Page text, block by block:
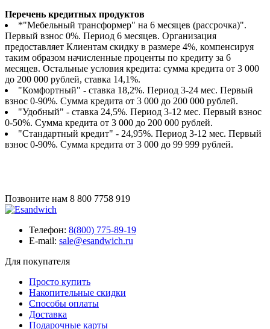
Перечень кредитных продуктов
*"Мебельный трансформер" на 6 месяцев (рассрочка)".
Первый взнос 0%. Период 6 месяцев. Организация
предоставляет Клиентам скидку в размере 4%, компенсируя
таким образом начисленные проценты по кредиту за 6
месяцев. Остальные условия кредита: сумма кредита от 3 000
до 200 000 рублей, ставка 14,1%.
"Комфортный" - ставка 18,2%. Период 3-24 мес. Первый
взнос 0-90%. Сумма кредита от 3 000 до 200 000 рублей.
"Удобный" - ставка 24,5%. Период 3-12 мес. Первый взнос
0-50%. Сумма кредита от 3 000 до 200 000 рублей.
"Стандартный кредит" - 24,95%. Период 3-12 мес. Первый
взнос 0-90%. Сумма кредита от 3 000 до 99 999 рублей.
Позвоните нам 8 800 7758 919
Телефон: 8(800) 775-89-19
E-mail: sale@esandwich.ru
Для покупателя
Просто купить
Накопительные скидки
Способы оплаты
Доставка
Подарочные карты